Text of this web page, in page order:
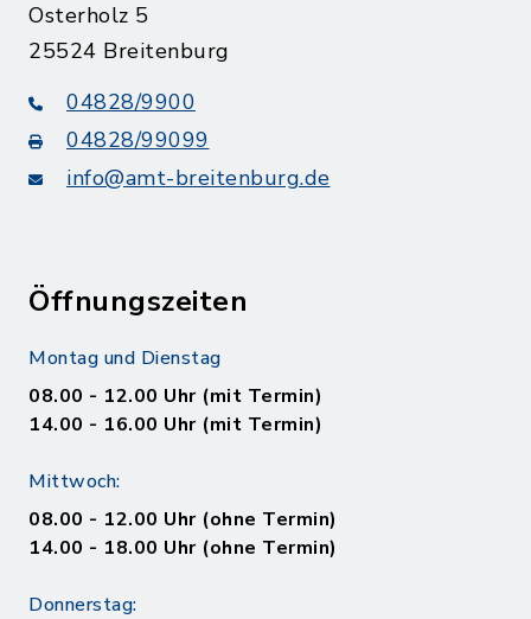
Osterholz 5
25524 Breitenburg
04828/9900
04828/99099
info@amt-breitenburg.de
Öffnungszeiten
Montag und Dienstag
08.00 - 12.00 Uhr (mit Termin)
14.00 - 16.00 Uhr (mit Termin)
Mittwoch:
08.00 - 12.00 Uhr (ohne Termin)
14.00 - 18.00 Uhr (ohne Termin)
Donnerstag: